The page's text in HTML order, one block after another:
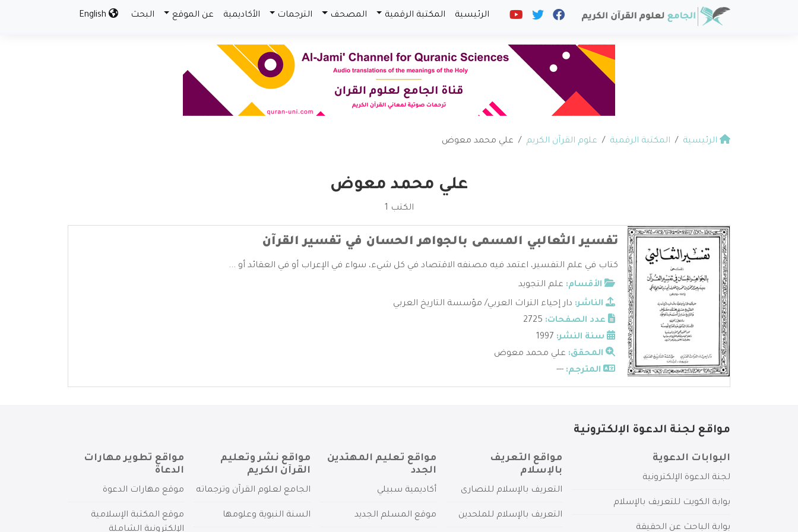
الرئيسية المكتبة الرقمية المصحف الترجمات الأكاديمية عن الموقع البحث
الرئيسية المكتبة الرقمية علوم القرآن الكريم علي محمد معوض
علي محمد معوض
الكتب 1
تفسير الثعالبي المسمى بالجواهر الحسان في تفسير القرآن
كتاب في علم التفسير، اعتمد فيه مصنفه الاقتصاد في كل شيء، سواء في الإعراب أو في العقائد أو ...
الأقسام: علم التجويد
الناشر: دار إحياء التراث العربي/ مؤسسة التاريخ العربي
عدد الصفحات:
سنة النشر:
المحقق: علي محمد معوض
المترجم: ---
مواقع لجنة الدعوة الإلكترونية
البوابات الدعوية
لجنة الدعوة الإلكترونية
بوابة الكويت للتعريف بالإسلام
بوابة الباحث عن الحقيقة
مواقع التعريف
بالإسلام
التعريف بالإسلام للنصارى
التعريف بالإسلام للملحدين
مواقع تعليم المهتدين
الجدد
أكاديمية سبيلي
موقع المسلم الجديد
مواقع نشر وتعليم
القرآن الكريم
الجامع لعلوم القرآن وترجماته
السنة النبوية وعلومها
مواقع تطوير مهارات
الدعاة
موقع مهارات الدعوة
موقع المكتبة الإسلامية
الإلكترونية الشاملة